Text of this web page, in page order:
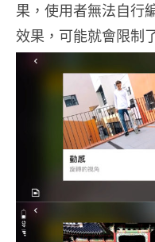
果，使用者無法自行
效果，可能就會限制